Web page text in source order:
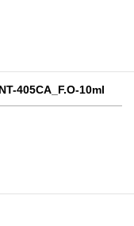
405CA_F.O-10ml